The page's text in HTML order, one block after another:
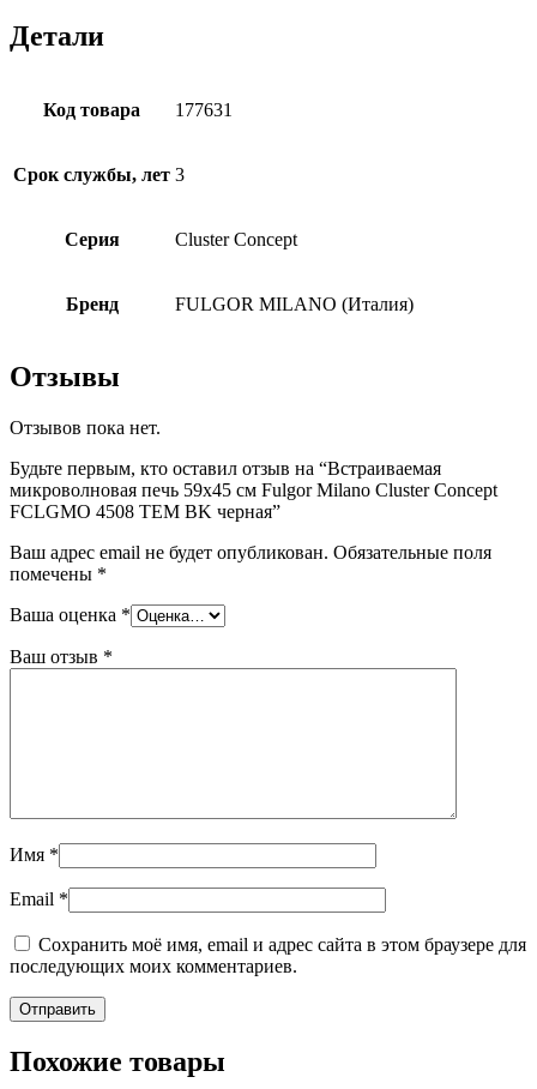
Детали
Код товара 177631
Срок службы, лет 3
Серия Cluster Concept
Бренд FULGOR MILANO (Италия)
Отзывы
Отзывов пока нет.
Будьте первым, кто оставил отзыв на “Встраиваемая
микроволновая печь 59х45 см Fulgor Milano Cluster Concept
FCLGMO 4508 TEM BK черная”
Ваш адрес email не будет опубликован. Обязательные поля
помечены *
Ваша оценка *
Ваш отзыв *
Имя *
Email *
Сохранить моё имя, email и адрес сайта в этом браузере для
последующих моих комментариев.
Похожие товары